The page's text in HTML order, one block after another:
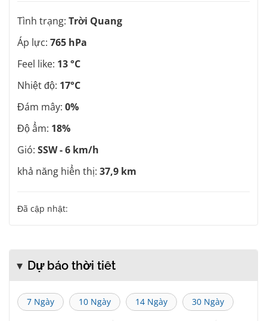
Tình trạng: Trời Quang
Áp lực: 765 hPa
Feel like: 13 °C
Nhiệt độ: 17°C
Đám mây: 0%
Độ ẩm: 18%
Gió: SSW - 6 km/h
khả năng hiển thị: 37,9 km
Đã cập nhật:
Dự báo thời tiết
7 Ngày 10 Ngày 14 Ngày 30 Ngày